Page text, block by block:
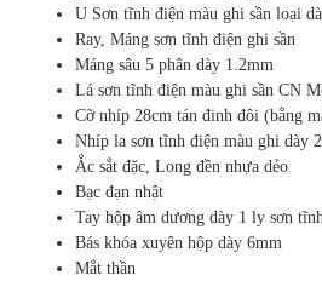
U Sơn tĩnh điện màu ghi sần loại
Ray, Máng sơn tĩnh điện ghi sần
Máng sâu 5 phân dày 1.2mm
Lá sơn tĩnh điện màu ghi sần CN
Cỡ nhíp 28cm tán đinh đôi (bằng
Nhíp la sơn tĩnh điện màu ghi dày
Ắc sắt đặc, Long đền nhựa dẻo
Bạc đạn nhật
Tay hộp âm dương dày 1 ly sơn
Bás khóa xuyên hộp dày 6mm
Mắt thần